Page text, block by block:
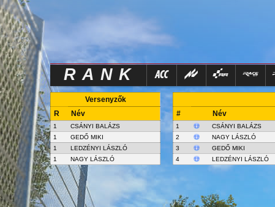
RANK
Versenyzők
R
Név
1
CSÁNYI BALÁZS
1
GEDŐ MIKI
1
LEDZÉNYI LÁSZLÓ
1
NAGY LÁSZLÓ
#
Név
1 CSÁNYI BALÁZS
2
NAGY LÁSZLÓ
3
GEDŐ MIKI
4
LEDZÉNYI LÁSZLÓ